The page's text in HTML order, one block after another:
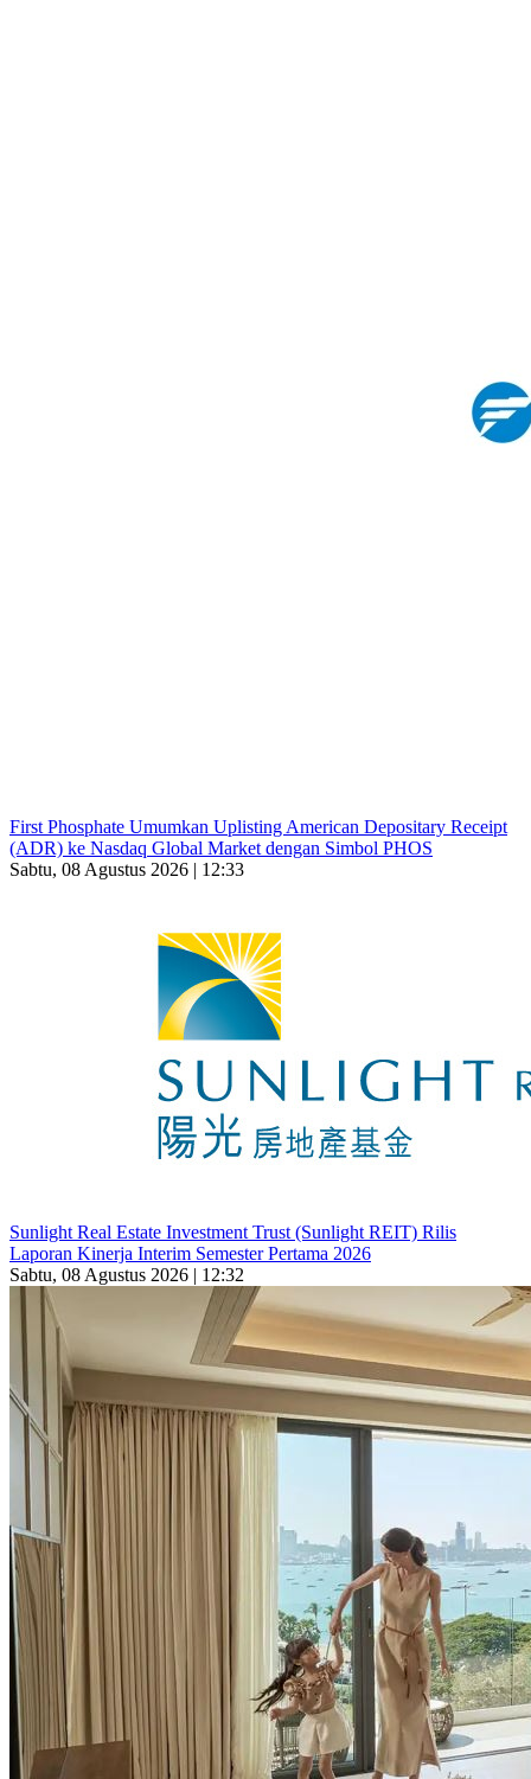
First Phosphate Umumkan Uplisting American Depositary Receipt
(ADR) ke Nasdaq Global Market dengan Simbol PHOS
Sabtu, 08 Agustus 2026 | 12:33
Sunlight Real Estate Investment Trust (Sunlight REIT) Rilis
Laporan Kinerja Interim Semester Pertama 2026
Sabtu, 08 Agustus 2026 | 12:32